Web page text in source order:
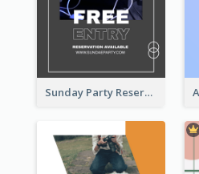
Sunday Party Reservation Instagram Story